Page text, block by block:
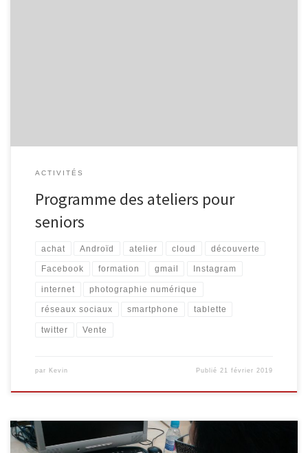
ACTIVITÉS
Programme des ateliers pour
seniors
achat Androïd atelier cloud découverte
Facebook formation gmail Instagram
internet photographie numérique
réseaux sociaux smartphone tablette
twitter Vente
par Kevin Publié 21 février 2019